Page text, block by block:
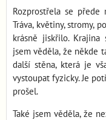
Rozprostřela se přede
Tráva, květiny, stromy,
krásně jiskřilo.
jsem věděla, že někde
další stěna, která je
vystoupat fyzicky. Je
prošel.
Také jsem věděla, že